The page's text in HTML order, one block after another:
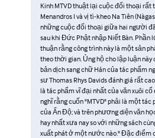
Kinh MTVD thuật lại cuộc đối thoại rất
Menandros I và vị tì-kheo Na Tiên
những cuộc đối thoại giữa hai người
sau khi Đức Phật nhập Niết Bàn. Phần
thuận rằng công trình này là một sản
theo thời gian. Ủng hộ cho lập luận này
bản dịch sang chữ Hán của tác phẩm
sư Thomas Rhys Davids đánh giá rất
là tác phẩm vĩ đại nhất của văn xuôi
nghĩ rằng cuốn "MTVD" phải là một tác
của Ấn Độ; và trên phương diện văn
hay nhất xưa nay so với những sách
xuất phát ở một nước nào." Đặc điểm